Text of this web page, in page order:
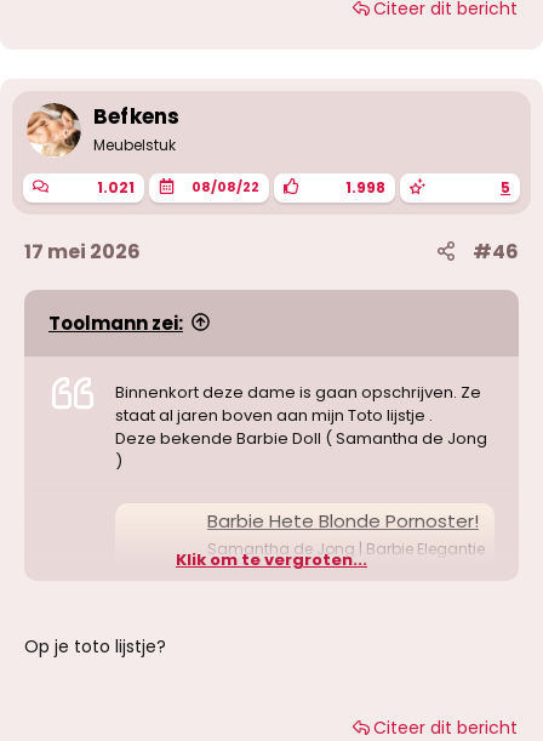
n
g
n
:
Citeer dit bericht
Befkens
Meubelstuk
1.021 08/08/22 1.998 5
17 mei 2026 #46
Toolmann zei:
Binnenkort deze dame is gaan opschrijven. Ze
staat al jaren boven aan mijn Toto lijstje .
Deze bekende Barbie Doll ( Samantha de Jong
)
Barbie Hete Blonde Pornoster!
Samantha de Jong | Barbie Elegantie
met een ondeugende twist. Exclusieve
Klik om te vergroten...
Op je toto lijstje?
Citeer dit bericht